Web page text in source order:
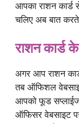
आपका राशन कार्ड
चलिए अब बात
राशन
अगर आप राशन
तब ऑफिशल
आपको फूड सप्लाईज
ऑफिसर वेबसाइट